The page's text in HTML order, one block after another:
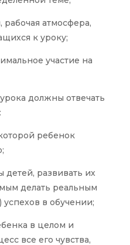
рабочая атмосфера,
к уроку;
участие на
должны отвечать
ребенок
детей, развивать их
делать реальным
в обучении;
в целом и
все его чувства,